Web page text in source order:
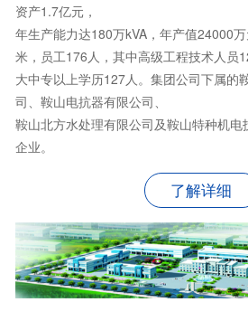
资产1.7亿元，
年生产能力达180万kVA，年产值24000
米，员工176人，其中高级工程技术人员
大中专以上学历127人。集团公司下属的
司、鞍山电抗器有限公司、
鞍山北方水处理有限公司及鞍山特种机
企业。
了解详细